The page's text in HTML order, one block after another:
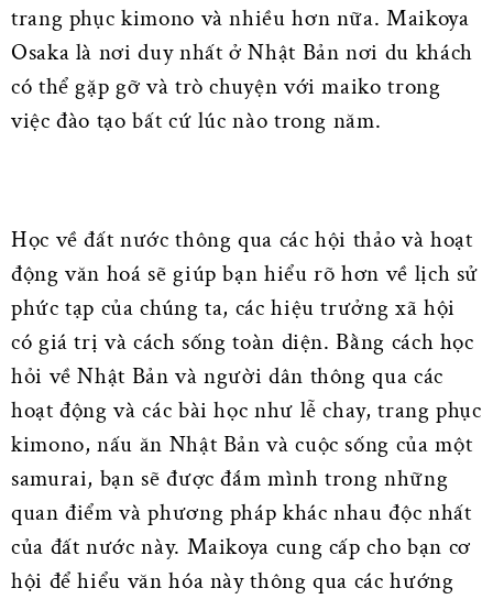
trang phục kimono và nhiều hơn nữa. Maikoya
Osaka là nơi duy nhất ở Nhật Bản nơi du khách
có thể gặp gỡ và trò chuyện với maiko trong
việc đào tạo bất cứ lúc nào trong năm.
Học về đất nước thông qua các hội thảo và hoạt
động văn hoá sẽ giúp bạn hiểu rõ hơn về lịch sử
phức tạp của chúng ta, các hiệu trưởng xã hội
có giá trị và cách sống toàn diện. Bằng cách học
hỏi về Nhật Bản và người dân thông qua các
hoạt động và các bài học như lễ chay, trang phục
kimono, nấu ăn Nhật Bản và cuộc sống của một
samurai, bạn sẽ được đắm mình trong những
quan điểm và phương pháp khác nhau độc nhất
của đất nước này. Maikoya cung cấp cho bạn cơ
hội để hiểu văn hóa này thông qua các hướng